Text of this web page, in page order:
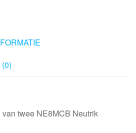
twee NE8MCB Neutrik